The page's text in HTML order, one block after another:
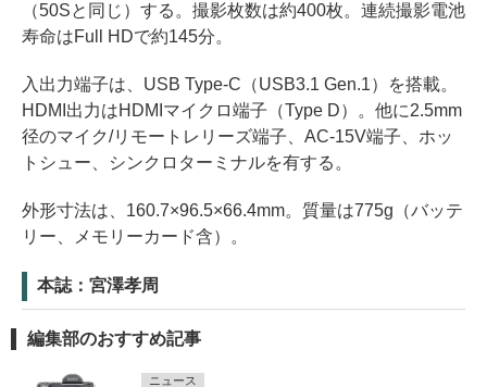
（50Sと同じ）する。撮影枚数は約400枚。連続撮影電池
寿命はFull HDで約145分。
入出力端子は、USB Type-C（USB3.1 Gen.1）を搭載。
HDMI出力はHDMIマイクロ端子（Type D）。他に2.5mm
径のマイク/リモートレリーズ端子、AC-15V端子、ホッ
トシュー、シンクロターミナルを有する。
外形寸法は、160.7×96.5×66.4mm。質量は775g（バッテ
リー、メモリーカード含）。
本誌：宮澤孝周
編集部のおすすめ記事
ニュース